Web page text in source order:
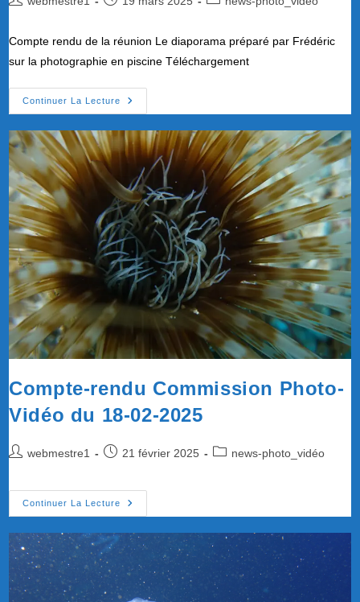
publication :
Compte rendu de la réunion Le diaporama préparé par Frédéric
sur la photographie en piscine Téléchargement
Continuer La Lecture
Compte-
Rendu
Photo-
Vidéo
Du
03-
2025
Compte-rendu Commission Photo-
Vidéo du 18-02-2025
Auteur/autrice
publication :
webmestre1
Publication
21 février 2025
Postnews-photo_vidéo
Continuer La Lecture
Compte-
Rendu
Photo-
Vidéo
Du
18-
02-
2025